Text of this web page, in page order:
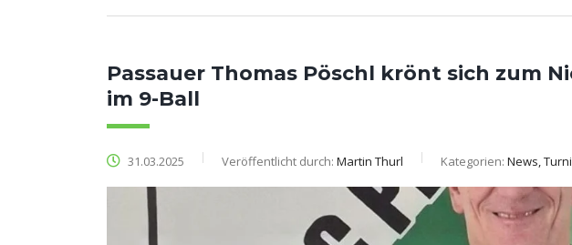
Passauer Thomas Pöschl krönt sich zum
im 9-Ball
31.03.2025 Veröffentlicht durch: Martin Thurl Kategorien: News,